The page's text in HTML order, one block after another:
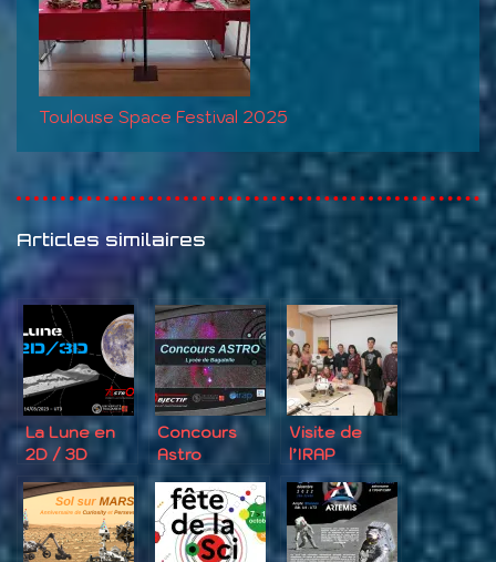
Toulouse Space Festival 2025
Articles similaires
La Lune en
2D / 3D
Concours
Astro
Visite de
l’IRAP